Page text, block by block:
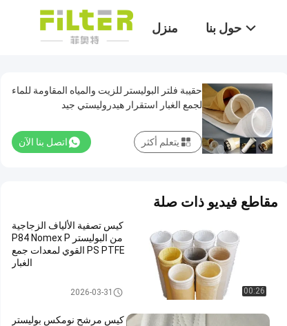
منزل حول بنا
حقيبة فلتر البوليستر للزيت والمياه المقاومة للماء
لجمع الغبار استقرار هيدروليستي جيد
اتصل بنا الآن يتعلم أكثر
مقاطع فيديو ذات صلة
00:26
كيس تصفية الألياف الزجاجية
من البوليستر P84 Nomex P
PS PTFE القوي لمعدات جمع
الغبار
كيس فلتر بوليستر2026-03-31
كيس مرشح نومكس بوليستر